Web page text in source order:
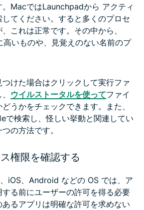
。MacではLaunchpadから アクティ
てください。すると多くのプロセ
これは正常です。その中から、
高いものや、見覚えのない名前のプ
けた場合はクリックして実行ファ
ウイルストータルを使ってファイ
うかをチェックできます。また、
で検索し、怪しい挙動と関連してい
の方法です。
権限を確認する
iOS、Android などの OS では、ア
る前にユーザーの許可を得る必要
るアプリは明確な許可を求めない